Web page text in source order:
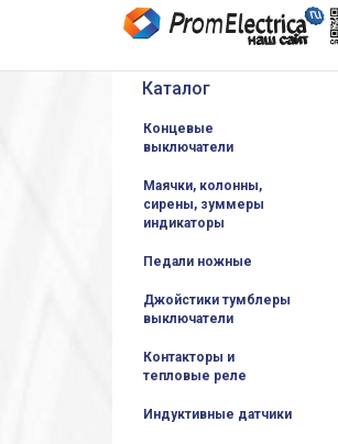
Каталог
Концевые
выключатели
Маячки, колонны,
сирены, зуммеры
индикаторы
Педали ножные
Джойстики тумблеры
выключатели
Контакторы и
тепловые реле
Индуктивные датчики